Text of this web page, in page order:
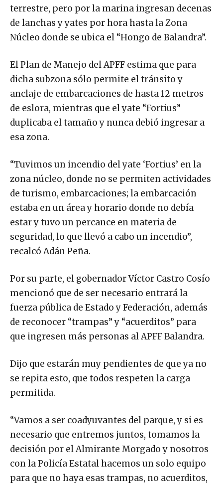
terrestre, pero por la marina ingresan decenas
de lanchas y yates por hora hasta la Zona
Núcleo donde se ubica el “Hongo de Balandra”.
El Plan de Manejo del APFF estima que para
dicha subzona sólo permite el tránsito y
anclaje de embarcaciones de hasta 12 metros
de eslora, mientras que el yate “Fortius”
duplicaba el tamaño y nunca debió ingresar a
esa zona.
“Tuvimos un incendio del yate ‘Fortius’ en la
zona núcleo, donde no se permiten actividades
de turismo, embarcaciones; la embarcación
estaba en un área y horario donde no debía
estar y tuvo un percance en materia de
seguridad, lo que llevó a cabo un incendio”,
recalcó Adán Peña.
Por su parte, el gobernador Víctor Castro Cosío
mencionó que de ser necesario entrará la
fuerza pública de Estado y Federación, además
de reconocer “trampas” y “acuerditos” para
que ingresen más personas al APFF Balandra.
Dijo que estarán muy pendientes de que ya no
se repita esto, que todos respeten la carga
permitida.
“Vamos a ser coadyuvantes del parque, y si es
necesario que entremos juntos, tomamos la
decisión por el Almirante Morgado y nosotros
con la Policía Estatal hacemos un solo equipo
para que no haya esas trampas, no acuerditos,